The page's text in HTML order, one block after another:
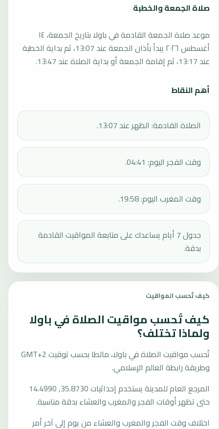
صلاة الجمعة والخطبة
موعد صلاة الجمعة القادمة في باولا بتاريخ الجمعة، ١٤
أغسطس ٢٠٢٦ يبدأ بأذان الجمعة عند 13:07، ثم بداية الخطبة
عند 13:17، ثم إقامة الجمعة أو بداية الصلاة عند 13:47.
أهم النقاط
الصلاة القادمة: الظهر عند 13:07.
وقت الفجر اليوم: 04:41.
وقت المغرب اليوم: 19:58.
جدول 7 أيام يساعدك على متابعة المواقيت القادمة
بدقة.
كيف تُحسب المواقيت
كيف تُحسب مواقيت الصلاة في باولا
ولماذا تختلف؟
تُحسب مواقيت الصلاة في باولا، مالطا بحسب توقيت GMT+2
وطريقة رابطة العالم الإسلامي.
المرجع العام للمدينة يستخدم إحداثيات 35.8730, 14.4990
حتى تظهر أوقات الفجر والمغرب والعشاء بدقة مناسبة.
اختلاف وقت الفجر والمغرب والعشاء من يوم إلى آخر أمر